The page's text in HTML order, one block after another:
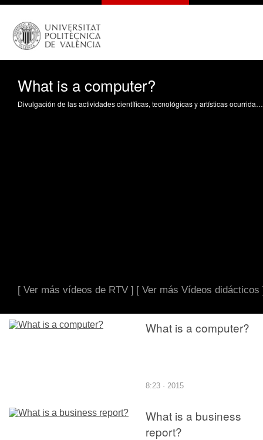
What is a computer?
Divulgación de las actividades científicas, tecnológicas y artísticas ocurridas en los tres campus de la UPV
[ Ver más vídeos de RTV ] [ Ver más Vídeos didácticos
What is a computer?
8:23 · 2015
What is a business
report?